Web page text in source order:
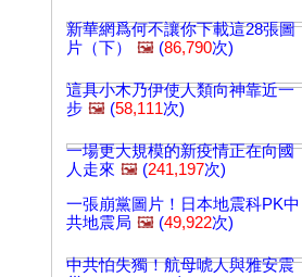
新華網爲何不讓你下載這28張圖
片（下）
🖼️ (86,790次)
這具小木乃伊使人類向神靠近一
步 🖼️ (58,111次)
一場更大規模的新疫情正在向國
人走來 🖼️ (241,197次)
一張崩黨圖片！日本地震科PK中
共地震局 🖼️ (49,922次)
中共怕失獨！航母唬人與雅安震